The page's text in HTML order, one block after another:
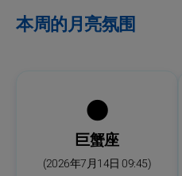
本周的月亮氛围
🌑
巨蟹座
(2026年7月14日 09:45)